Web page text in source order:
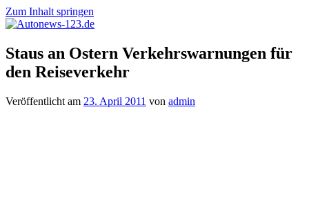
Zum Inhalt springen
Autonews-
123.de
Autonews
mit
Charme
Staus an Ostern Verkehrswarnungen für
den Reiseverkehr
Veröffentlicht am 23. April 2011 von admin